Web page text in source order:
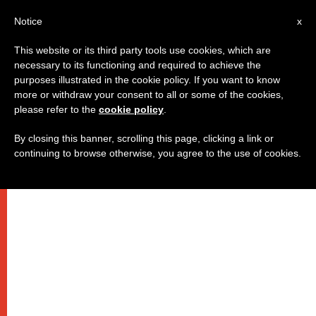
لنتأمل مع بندكتس
–
x
Notice
This website or its third party tools use cookies, which are
necessary to its functioning and required to achieve the
purposes illustrated in the cookie policy. If you want to know
more or withdraw your consent to all or some of the cookies,
please refer to the cookie policy
By closing this banner, scrolling this page, clicking a link or
continuing to browse otherwise, you agree to the use of cookies.